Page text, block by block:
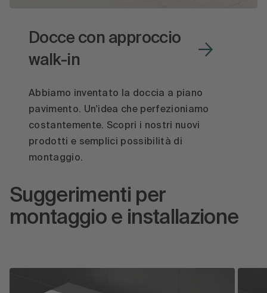
Docce con approccio
walk-in
Abbiamo inventato la doccia a piano
pavimento. Un'idea che perfezioniamo
costantemente. Scopri i nostri nuovi
prodotti e semplici possibilità di
montaggio.
Suggerimenti per
montaggio e installazione